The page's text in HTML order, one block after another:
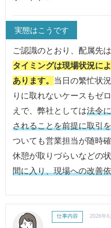
実態はこうです
ご認識のとおり、配属先
タイミングは現場状況に
あります。 当日の繁忙状
りに取れないケースもゼ
えで、弊社としては法令
されることを前提に取引
ついても営業担当が随時
休憩が取りづらいなどの
間に入り、現場への改善
仕事内容 2026年